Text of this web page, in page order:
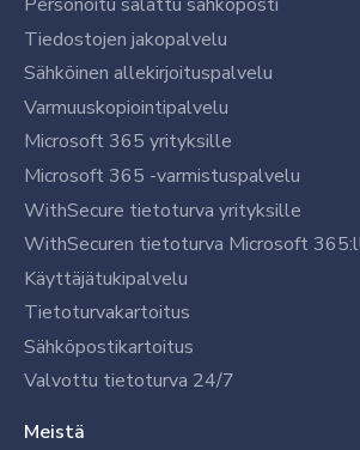
Tiedostojen jakopalvelu
Sähköinen allekirjoituspalvelu
Varmuuskopiointipalvelu
Microsoft 365 yrityksille
Microsoft 365 -varmistuspalvelu
WithSecure tietoturva yrityksille
WithSecuren tietoturva Microsoft
Käyttäjätukipalvelu
Tietoturvakartoitus
Sähköpostikartoitus
Valvottu tietoturva 24/7
Meistä